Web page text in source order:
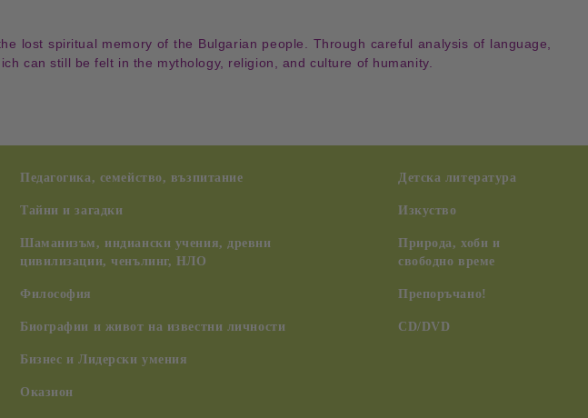
lost spiritual memory of the Bulgarian people. Through careful analysis of language
can still be felt in the mythology, religion , andculture of humanity.
Педагогика, семейство, възпитание
Тайни и загадки
Шаманизъм, индиански учения, древни
цивилизации, ченълинг, НЛО
Философия
Биографии и живот на известни личности
Бизнес и Лидерски умения
Оказион
Детска литература
Изкуство
Природа, хоби и
свободно време
Препоръчано!
CD/DVD